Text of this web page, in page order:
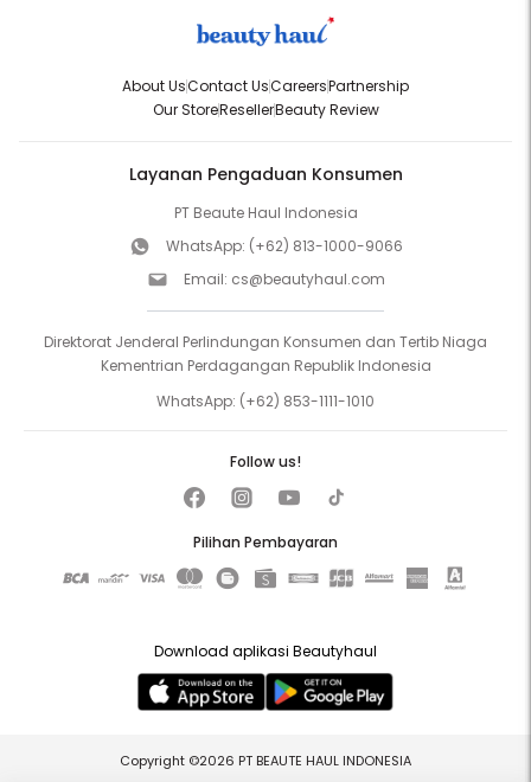
About UsContact UsCareersPartnership
Our StoreResellerBeauty Review
Layanan Pengaduan Konsumen
PT Beaute Haul Indonesia
WhatsApp: (+62) 813-1000-9066
Email: cs@beautyhaul.com
Direktorat Jenderal Perlindungan Konsumen dan Tertib Niaga
Kementrian Perdagangan Republik Indonesia
WhatsApp: (+62) 853-1111-1010
Pilihan Pembayaran
Follow us!
Download aplikasi Beautyhaul
Copyright ©2026 PT BEAUTE HAUL INDONESIA